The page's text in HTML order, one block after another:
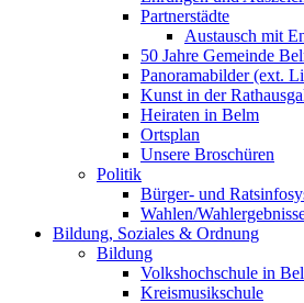
Partnerstädte
Austausch mit
50 Jahre Gemeinde
Panoramabilder (ext.
Kunst in der
Heiraten in Belm
Ortsplan
Unsere Broschüren
Politik
Bürger- und
Wahlen/
Bildung, Soziales & Ordnung
Bildung
Volkshochschule in
Kreismusikschule